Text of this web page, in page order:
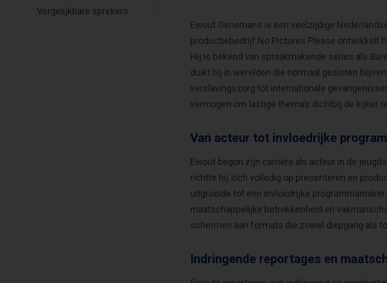
Vergelijkbare sprekers
Ewout Genemans is een veelzijdige
productiebedrijf No Pictures Please ontwikkelt
Hij is bekend van spraakmakende series als
duikt hij in werelden die normaal gesloten
verslavingszorg tot internationale
vermogen om lastige thema’s dichtbij de kijker
Van acteur tot invloedrijke
Ewout begon zijn carrière als acteur in de
richtte hij zich volledig op presenteren en
uitgroeide tot een invloedrijke
maatschappelijke betrokkenheid en
schermen aan formats die zowel diepgang als
Indringende reportages en